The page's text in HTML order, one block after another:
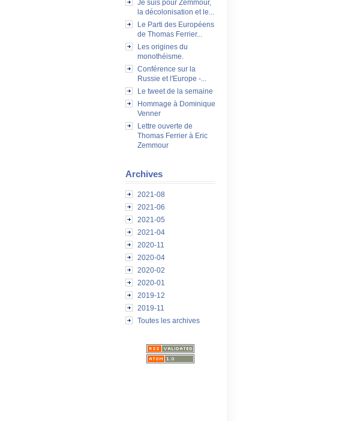
Je suis pour Zemmour,
la décolonisation et le...
Le Parti des Européens
de Thomas Ferrier...
Les origines du
monothéisme.
Conférence sur la
Russie et l'Europe -...
Le tweet de la semaine
Hommage à Dominique
Venner
Lettre ouverte de
Thomas Ferrier à Eric
Zemmour
Archives
2021-08
2021-06
2021-05
2021-04
2020-11
2020-04
2020-02
2020-01
2019-12
2019-11
Toutes les archives